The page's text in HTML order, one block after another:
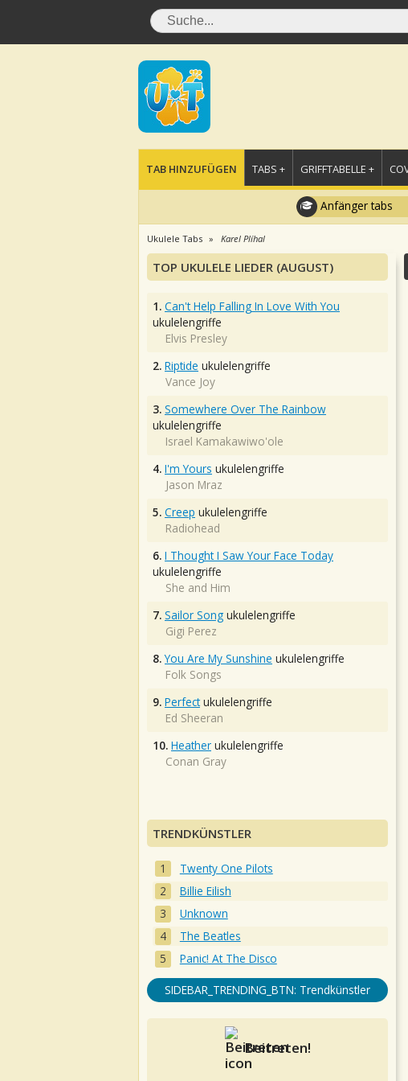
TAB HINZUFÜGEN TABS + GRIFFTABELLE +
Anfänger tabs
Ukulele Tabs Karel Plíhal
TOP UKULELE LIEDER (AUGUST)
1. Can't Help Falling In Love With You
ukulelengriffe
Elvis Presley
2. Riptide ukulelengriffe
Vance Joy
3. Somewhere Over The Rainbow
ukulelengriffe
Israel Kamakawiwo'ole
4. I'm Yours ukulelengriffe
Jason Mraz
5. Creep ukulelengriffe
Radiohead
6. I Thought I Saw Your Face Today
ukulelengriffe
She and Him
7. Sailor Song ukulelengriffe
Gigi Perez
8. You Are My Sunshine ukulelengriffe
Folk Songs
9. Perfectukulelengriffe
Ed Sheeran
10. Heather ukulelengriffe
Conan Gray
TRENDKÜNSTLER
Twenty One Pilots
Billie Eilish
Unknown
The Beatles
Panic! At The Disco
SIDEBAR_TRENDING_BTN: Trendkünstler
Beitreten!